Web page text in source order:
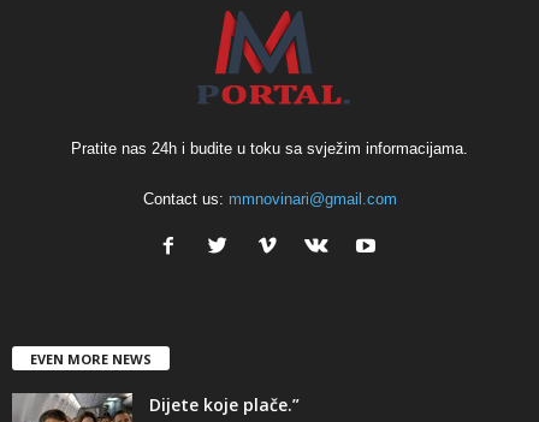
Pratite nas 24h i budite u toku sa svježim informacijama.
Contact us: mmnovinari@gmail.com
EVEN MORE NEWS
Dijete koje plače.”